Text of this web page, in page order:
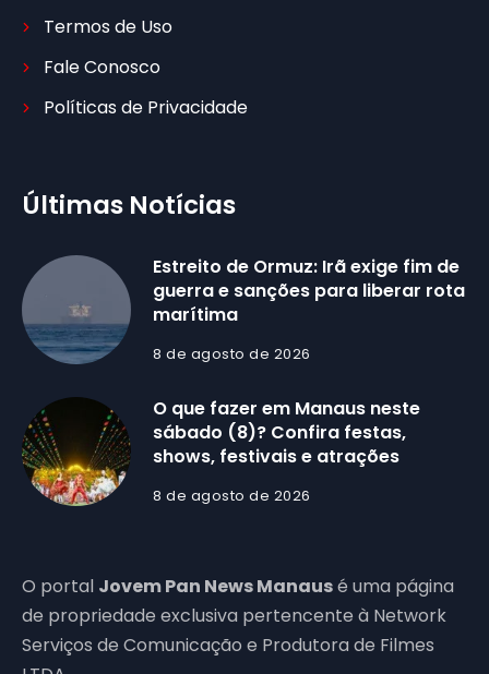
Termos de Uso
Fale Conosco
Políticas de Privacidade
Últimas Notícias
Estreito de Ormuz: Irã exige fim de
guerra e sanções para liberar rota
marítima
8 de agosto de 2026
O que fazer em Manaus neste
sábado (8)? Confira festas,
shows, festivais e atrações
8 de agosto de 2026
O portal Jovem Pan News Manausé uma página
de propriedade exclusiva pertencente à Network
Serviços de Comunicação e Produtora de Filmes